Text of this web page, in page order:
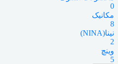
0
مکانیک
8
نینا(NINA)
2
وینچ
5